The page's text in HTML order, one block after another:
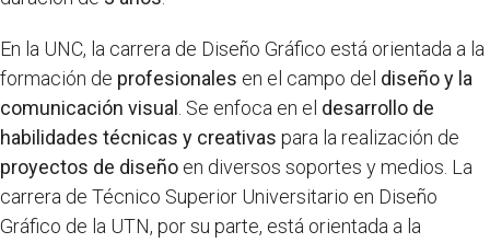
En la UNC, la carrera de Diseño Gráfico está orientada a la
formación de profesionales en el campo del diseño y la
comunicación visual
. Se enfoca en el desarrollo de
habilidades técnicas y creativas para la realización de
proyectos de diseño en diversos soportes y medios. La
carrera de Técnico Superior Universitario en Diseño
Gráfico de la UTN, por su parte, está orientada a la